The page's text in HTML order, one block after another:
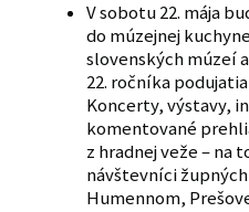
V sobotu 22. mája
do múzejnej
slovenských múzeí
22. ročníka
Koncerty, výstavy,
komentované
z hradnej veže – na
návštevníci
Humennom,